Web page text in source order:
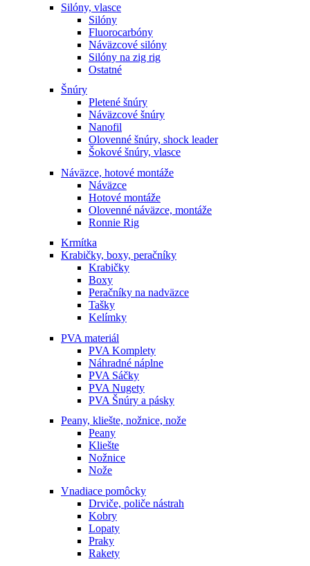
Silóny, vlasce
Silóny
Fluorocarbóny
Náväzcové silóny
Silóny na zig rig
Ostatné
Šnúry
Pletené šnúry
Náväzcové šnúry
Nanofil
Olovenné šnúry, shock leader
Šokové šnúry, vlasce
Náväzce, hotové montáže
Náväzce
Hotové montáže
Olovenné náväzce, montáže
Ronnie Rig
Krmítka
Krabičky, boxy, peračníky
Krabičky
Boxy
Peračníky na nadväzce
Tašky
Kelímky
PVA materiál
PVA Komplety
Náhradné náplne
PVA Sáčky
PVA Nugety
PVA Šnúry a pásky
Peany, kliešte, nožnice, nože
Peany
Kliešte
Nožnice
Nože
Vnadiace pomôcky
Drviče, poliče nástrah
Kobry
Lopaty
Praky
Rakety